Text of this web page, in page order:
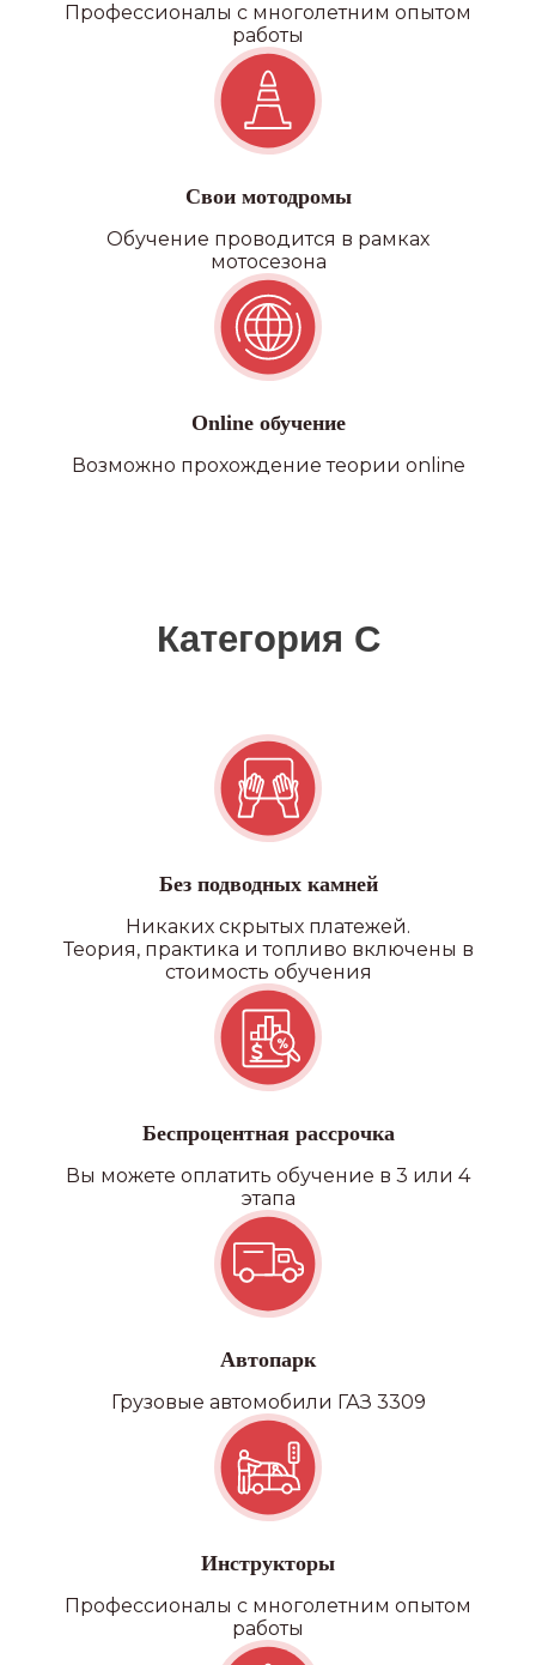
Профессионалы с многолетним опытом
работы
Свои мотодромы
Обучение проводится в рамках
мотосезона
Online обучение
Возможно прохождение теории online
Без подводных камней
Никаких скрытых платежей.
Теория, практика и топливо включены в
стоимость обучения
Беспроцентная рассрочка
Вы можете оплатить обучение в 3 или 4
этапа
Автопарк
Грузовые автомобили ГАЗ 3309
Инструкторы
Профессионалы с многолетним опытом
работы
Квадроцикл/снегоход